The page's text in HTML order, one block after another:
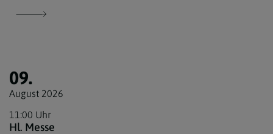
09.
August 2026
11:00 Uhr
Hl. Messe